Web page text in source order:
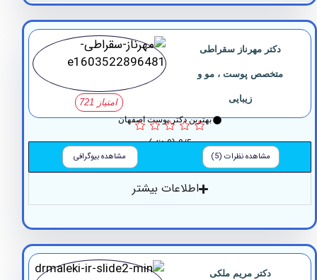
دکتر مهرناز سقراطی
پوست ، مو و
بهترین دکتر پوست اصفهان
0/5 (0 نظر)
مشاهده نظرات (5) مشاهده بیوگرافی
اطلاعات بیشتر
دکتر مریم ملکی